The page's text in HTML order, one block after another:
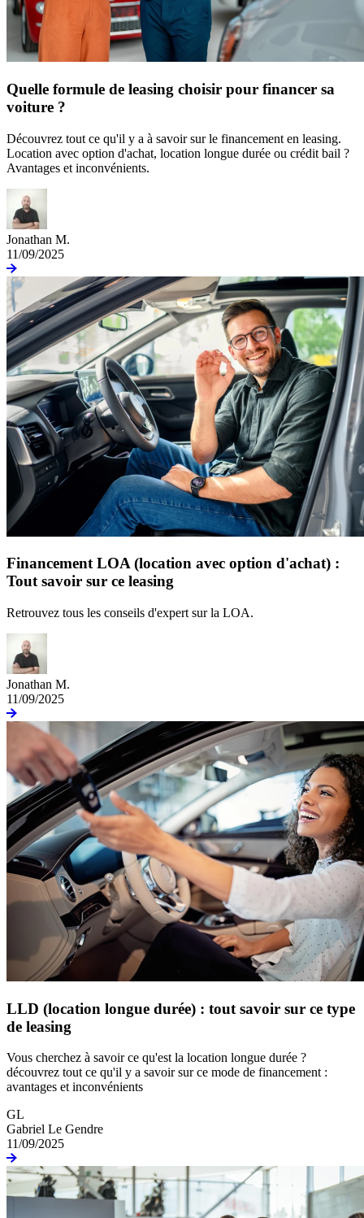
Quelle formule de leasing choisir pour financer sa
voiture ?
Découvrez tout ce qu'il y a à savoir sur le financement en leasing.
Location avec option d'achat, location longue durée ou crédit bail ?
Avantages et inconvénients.
Jonathan M.
11/09/2025
Financement LOA (location avec option d'achat) :
Tout savoir sur ce leasing
Retrouvez tous les conseils d'expert sur la LOA.
Jonathan M.
11/09/2025
LLD (location longue durée) : tout savoir sur ce type
de leasing
Vous cherchez à savoir ce qu'est la location longue durée ?
découvrez tout ce qu'il y a savoir sur ce mode de financement :
avantages et inconvénients
GL
Gabriel Le Gendre
11/09/2025